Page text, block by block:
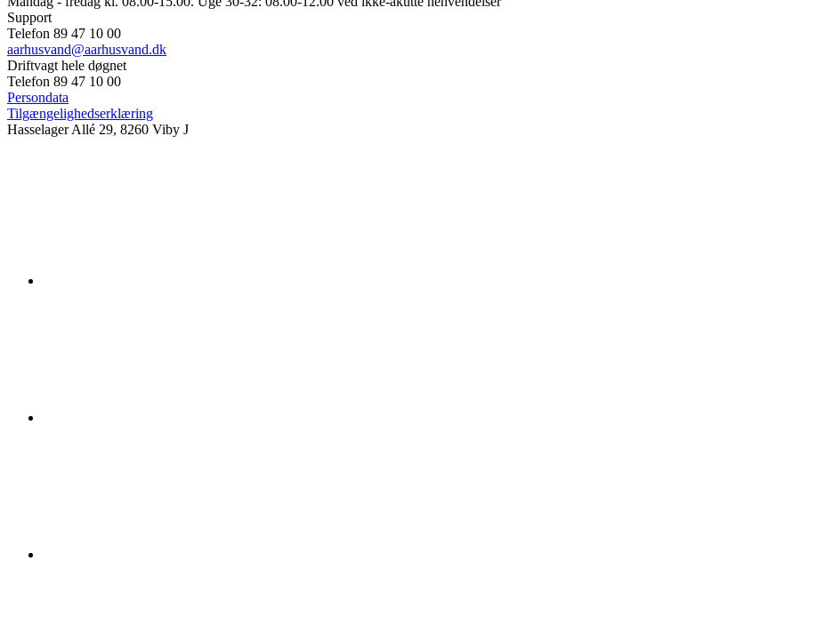
Support
Telefon 89 47 10 00
aarhusvand@aarhusvand.dk
Driftvagt hele døgnet
Telefon 89 47 10 00
Persondata
Tilgængelighedserklæring
Hasselager Allé 29, 8260 Viby J